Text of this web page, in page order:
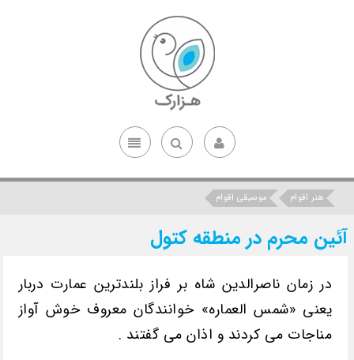
هنر اقوام موسیقی اقوام
آئین محرم در منطقه کتول
در زمان ناصرالدین شاه بر فراز بلندترین عمارت دربار
یعنی «شمس العماره» خوانندگان معروف خوش آواز
مناجات می کردند و اذان می گفتند .